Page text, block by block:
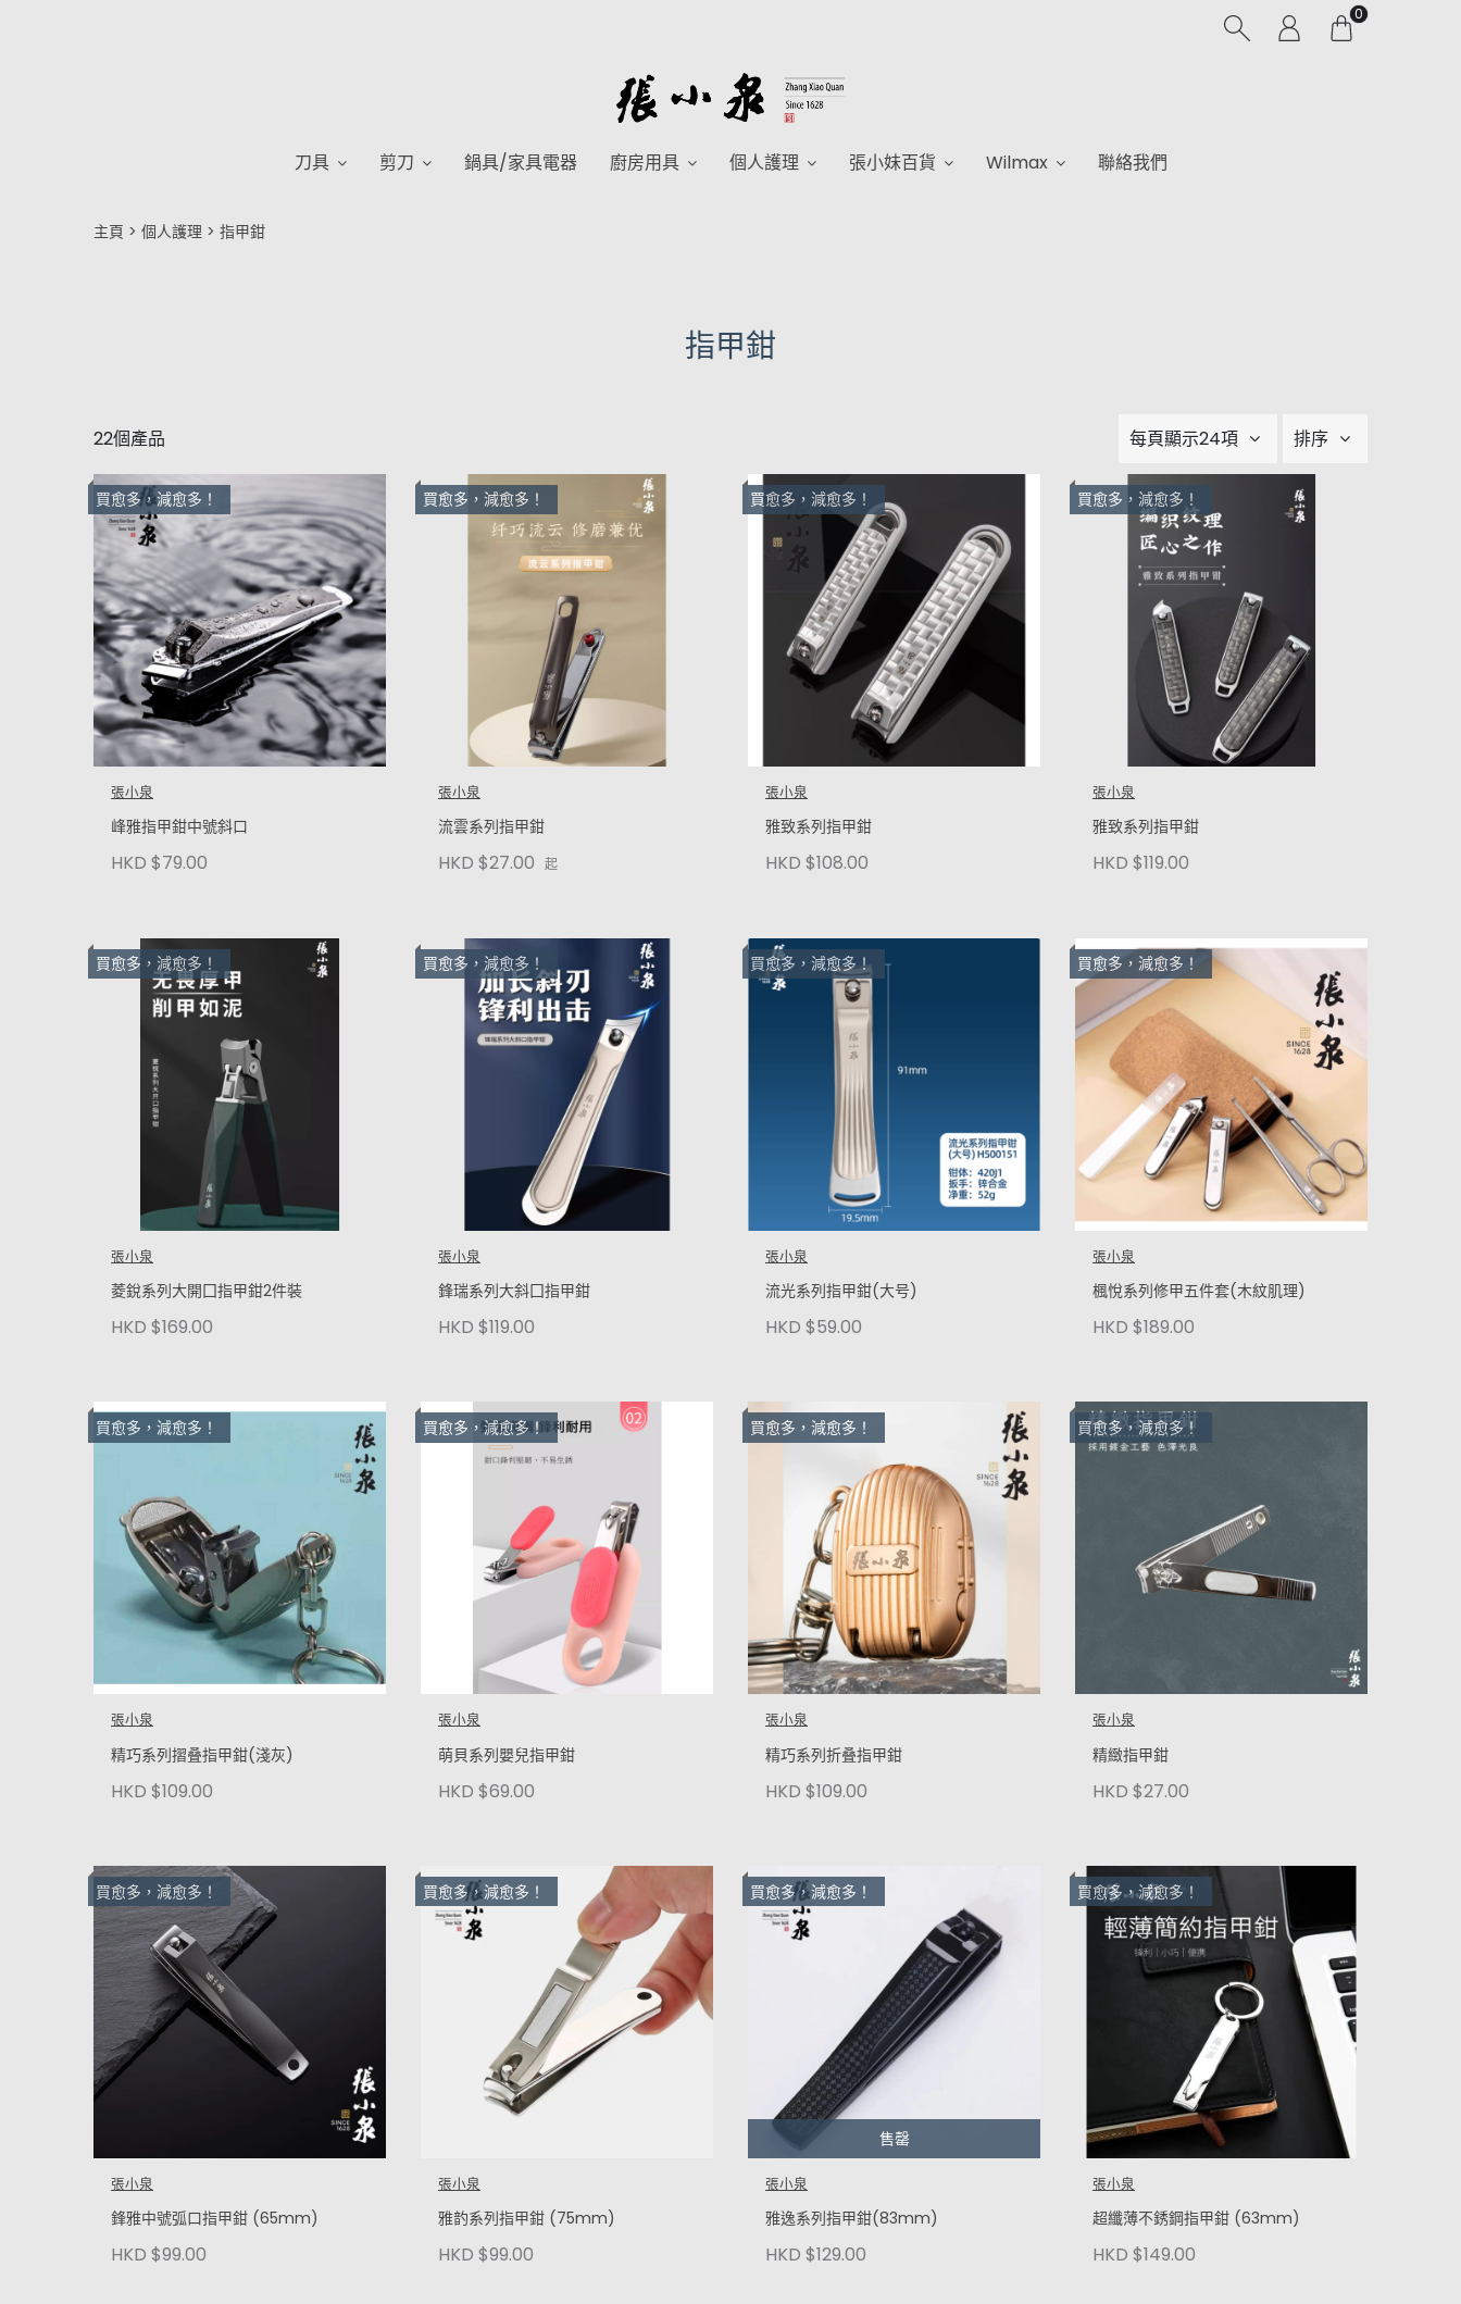
0
刀具 剪刀 鍋具/家具電器 廚房用具 個人護理 張小妹百貨 Wilmax 聯絡我們
主頁 個人護理 指甲鉗
指甲鉗
每頁顯示24項 排序
22個產品
買愈多，減愈多！
張小泉
峰雅指甲鉗中號斜口
HKD $79.00
買愈多，減愈多！
張小泉
流雲系列指甲鉗
HKD $27.00 起
買愈多，減愈多！
張小泉
雅致系列指甲鉗
HKD $108.00
買愈多，減愈多！
張小泉
雅致系列指甲鉗
HKD $119.00
買愈多，減愈多！
張小泉
菱銳系列大開囗指甲鉗2件裝
HKD $169.00
買愈多，減愈多！
張小泉
鋒瑞系列大斜囗指甲鉗
HKD $119.00
買愈多，減愈多！
張小泉
流光系列指甲鉗(大号)
HKD $59.00
買愈多，減愈多！
張小泉
楓悅系列修甲五件套(木紋肌理)
HKD $189.00
買愈多，減愈多！
張小泉
精巧系列摺叠指甲鉗(淺灰)
HKD $109.00
買愈多，減愈多！
張小泉
萌貝系列嬰兒指甲鉗
HKD $69.00
買愈多，減愈多！
張小泉
精巧系列折叠指甲鉗
HKD $109.00
買愈多，減愈多！
張小泉
精緻指甲鉗
HKD $27.00
買愈多，減愈多！
張小泉
鋒雅中號弧口指甲鉗 (65mm)
HKD $99.00
買愈多，減愈多！
張小泉
雅䪨系列指甲鉗 (75mm)
HKD $99.00
售罄
買愈多，減愈多！
張小泉
雅逸系列指甲鉗(83mm)
HKD $129.00
買愈多，減愈多！
張小泉
超纖薄不銹鋼指甲鉗 (63mm)
HKD $149.00